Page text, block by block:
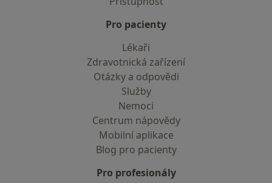
Pro pacienty
Lékaři
Zdravotnická zařízení
Otázky a odpovědi
Služby
Nemoci
Centrum nápovědy
Mobilní aplikace
Blog pro pacienty
Pro profesionály